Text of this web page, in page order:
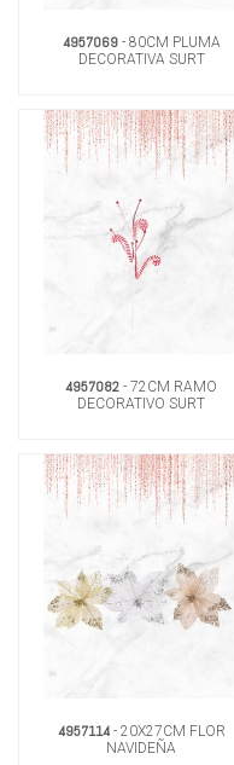
4957069- 80CM PLUMA
DECORATIVA SURT
4957082 - 72CM RAMO
DECORATIVO SURT
4957114- 20X27CM FLOR
NAVIDEÑA